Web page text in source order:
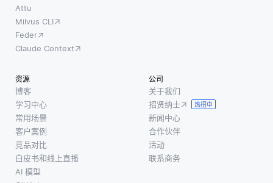
Attu
Milvus CLI
Feder
Claude Context
资源
博客
学习中心
常用场景
客户案例
竞品对比
白皮书和线上直播
AI 模型
公司
关于我们
招贤纳士
热招中
新闻中心
合作伙伴
活动
联系商务